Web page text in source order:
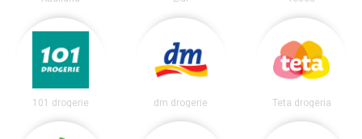
101 drogerie dm drogerie Teta drogéria